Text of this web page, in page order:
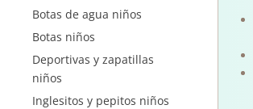
Botas de agua niños
Botas niños
Deportivas y zapatillas
niños
Inglesitos y pepitos niños